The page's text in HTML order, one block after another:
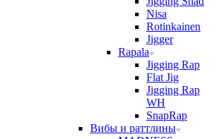
Nisa
Rotinkainen
Jigger
Rapala
Jigging Rap
Flat Jig
Jigging Rap
WH
SnapRap
Вибы и раттлины